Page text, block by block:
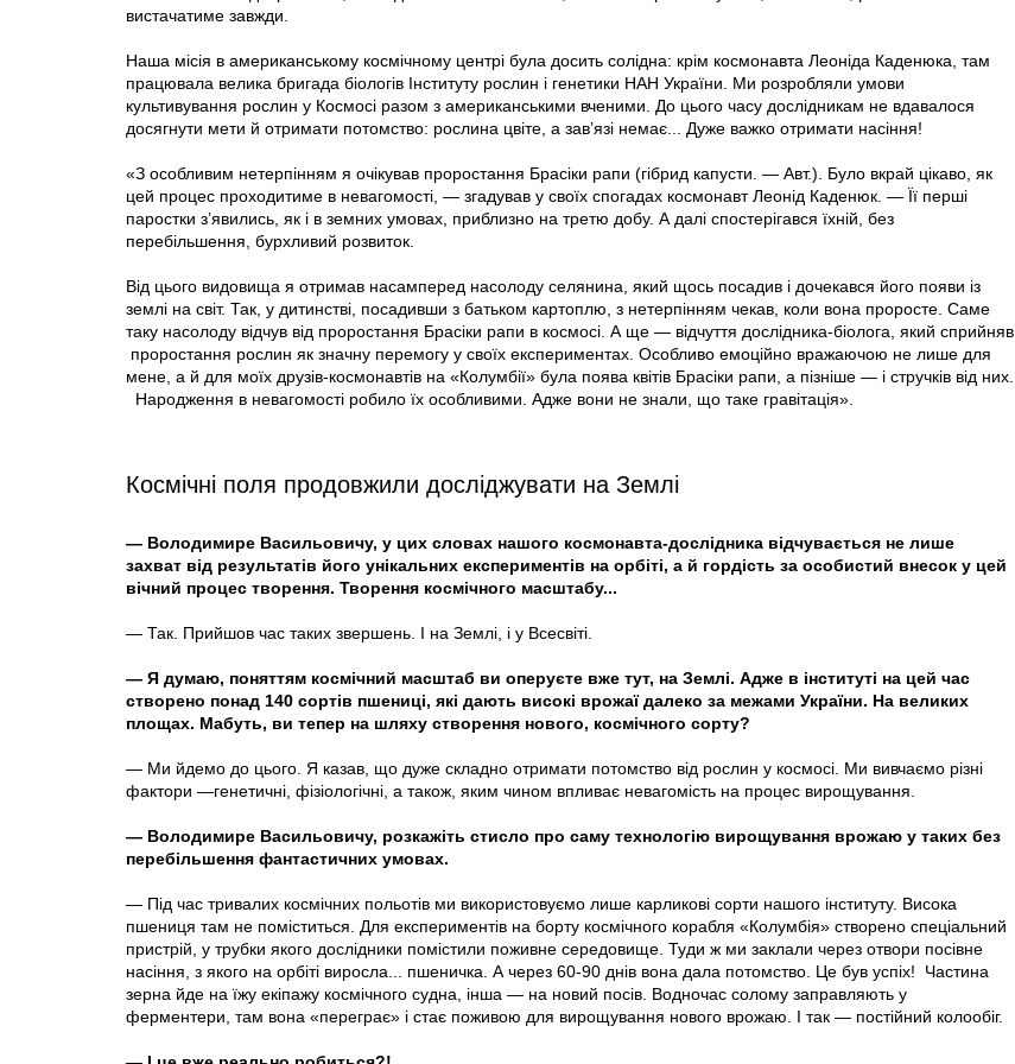
вистачатиме завжди.
Наша місія в американському космічному центрі була досить солідна: крім космонавта Леоніда Каденюка, там
працювала велика бригада біологів Інституту рослин і генетики НАН України. Ми розробляли умови
культивування рослин у Космосі разом з американськими вченими. До цього часу дослідникам не вдавалося
досягнути мети й отримати потомство: рослина цвіте, а зав’язі немає... Дуже важко отримати насіння!
«З особливим нетерпінням я очікував проростання Брасіки рапи (гібрид капусти. — Авт.). Було вкрай цікаво, як
цей процес проходитиме в невагомості, — згадував у своїх спогадах космонавт Леонід Каденюк. — Її перші
паростки з’явились, як і в земних умовах, приблизно на третю добу. А далі спостерігався їхній, без
перебільшення, бурхливий розвиток.
Від цього видовища я отримав насамперед насолоду селянина, який щось посадив і дочекався його появи із
землі на світ. Так, у дитинстві, посадивши з батьком картоплю, з нетерпінням чекав, коли вона проросте. Саме
таку насолоду відчув від проростання Брасіки рапи в космосі. А ще — відчуття дослідника-біолога, який сприйняв
проростання рослин як значну перемогу у своїх експериментах. Особливо емоційно вражаючою не лише для
мене, а й для моїх друзів-космонавтів на «Колумбії» була поява квітів Брасіки рапи, а пізніше — і стручків від них.
Народження в невагомості робило їх особливими. Адже вони не знали, що таке гравітація».
Космічні поля продовжили досліджувати на Землі
— Володимире Васильовичу, у цих словах нашого космонавта-дослідника відчувається не лише
захват від результатів його унікальних експериментів на орбіті, а й гордість за особистий внесок у цей
вічний процес творення. Творення космічного масштабу...
— Так. Прийшов час таких звершень. І на Землі, і у Всесвіті.
— Я думаю, поняттям космічний масштаб ви оперуєте вже тут, на Землі. Адже в iнституті на цей час
створено понад 140 сортів пшениці, які дають високі врожаї далеко за межами України. На великих
площах. Мабуть, ви тепер на шляху створення нового, космічного сорту?
— Ми йдемо до цього. Я казав, що дуже складно отримати потомство від рослин у космосі. Ми вивчаємо різні
фактори —генетичні, фізіологічні, а також, яким чином впливає невагомість на процес вирощування.
— Володимире Васильовичу, розкажіть стисло про саму технологію вирощування врожаю у таких без
перебільшення фантастичних умовах.
— Під час тривалих космічних польо­тів ми використовуємо лише карликові сорти нашого iнституту. Висока
пшениця там не поміститься. Для експериментів на борту космічного корабля «Колумбія» створено спеціальний
пристрій, у трубки якого дослідники помістили поживне середовище. Туди ж ми заклали через отвори посівне
насіння, з якого на орбіті виросла... пшеничка. А через 60-90 днів вона дала потомство. Це був успіх!
Частина
зерна йде на їжу екіпажу космічного судна, інша — на новий посів. Водночас солому заправляють у
ферментери, там вона «переграє» і стає поживою для вирощування нового врожаю. І так — постійний колообіг.